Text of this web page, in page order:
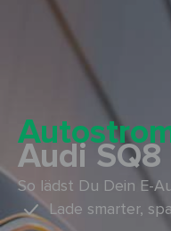
Audi
So lädst Du Dein E-
Lade smarter,